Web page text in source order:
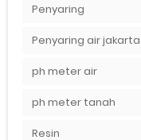
Penyaring
Penyaring air jakarta
ph meter air
ph meter tanah
Resin